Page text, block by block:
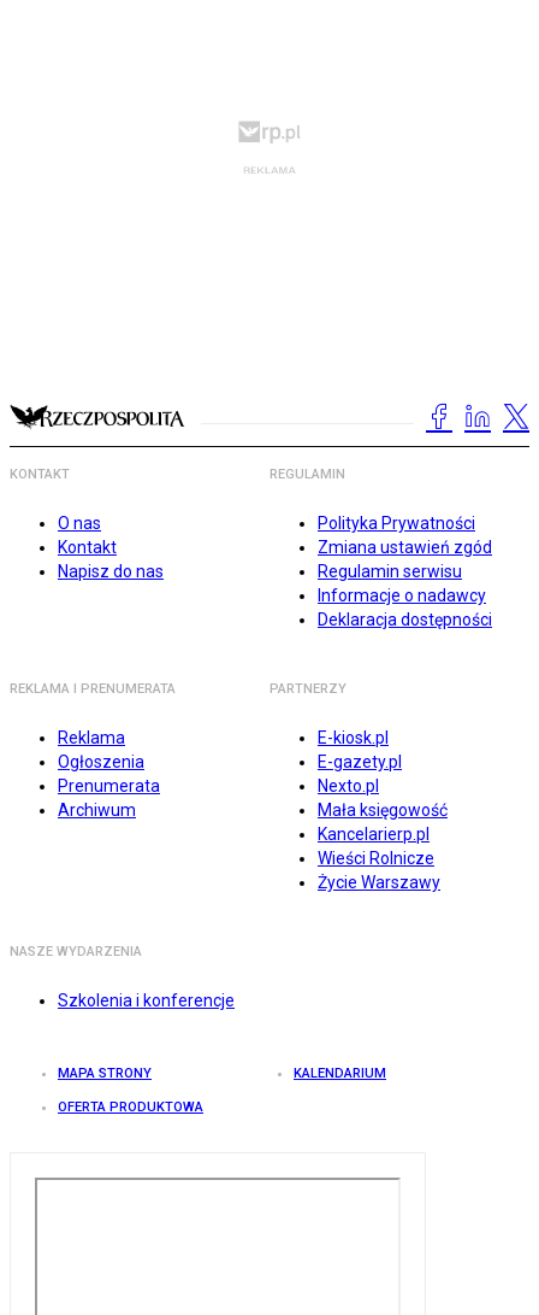
KONTAKT
O nas
Kontakt
Napisz do nas
REGULAMIN
Polityka Prywatności
Zmiana ustawień zgód
Regulamin serwisu
Informacje o nadawcy
Deklaracja dostępności
REKLAMA I PRENUMERATA
Reklama
Ogłoszenia
Prenumerata
Archiwum
PARTNERZY
E-kiosk.pl
E-gazety.pl
Nexto.pl
Mała księgowość
Kancelarierp.pl
Wieści Rolnicze
Życie Warszawy
NASZE WYDARZENIA
Szkolenia i konferencje
MAPA STRONY KALENDARIUM
OFERTA PRODUKTOWA